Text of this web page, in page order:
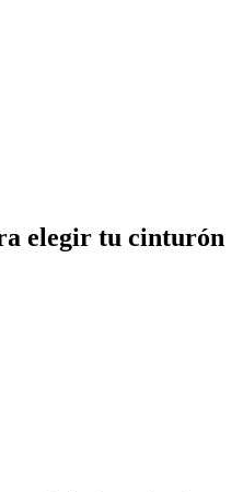
elegir tu cinturón